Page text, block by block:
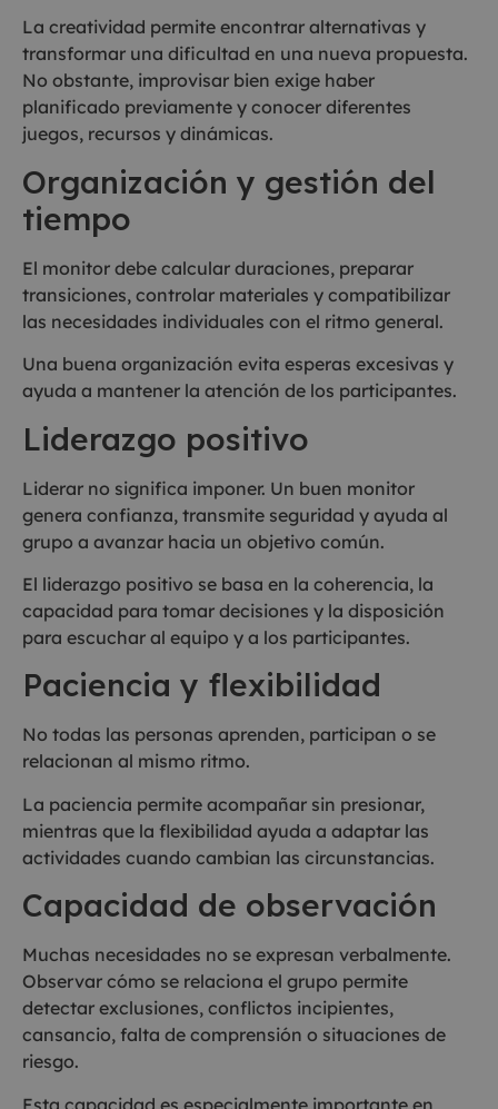
La creatividad permite encontrar alternativas y
transformar una dificultad en una nueva propuesta.
No obstante, improvisar bien exige haber
planificado previamente y conocer diferentes
juegos, recursos y dinámicas.
Organización y gestión del
tiempo
El monitor debe calcular duraciones, preparar
transiciones, controlar materiales y compatibilizar
las necesidades individuales con el ritmo general.
Una buena organización evita esperas excesivas y
ayuda a mantener la atención de los participantes.
Liderazgo positivo
Liderar no significa imponer. Un buen monitor
genera confianza, transmite seguridad y ayuda al
grupo a avanzar hacia un objetivo común.
El liderazgo positivo se basa en la coherencia, la
capacidad para tomar decisiones y la disposición
para escuchar al equipo y a los participantes.
Paciencia y flexibilidad
No todas las personas aprenden, participan o se
relacionan al mismo ritmo.
La paciencia permite acompañar sin presionar,
mientras que la flexibilidad ayuda a adaptar las
actividades cuando cambian las circunstancias.
Capacidad de observación
Muchas necesidades no se expresan verbalmente.
Observar cómo se relaciona el grupo permite
detectar exclusiones, conflictos incipientes,
cansancio, falta de comprensión o situaciones de
riesgo.
Esta capacidad es especialmente importante en